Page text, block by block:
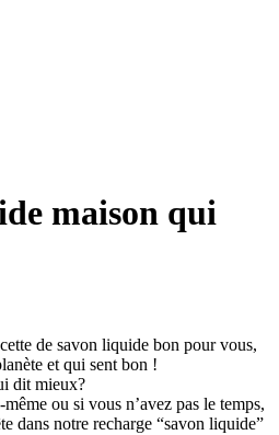
maison qui
de savon liquide bon pour vous,
et qui sent bon !
dit mieux?
ou si vous n’avez pas le temps,
dans notre recharge “savon liquide”